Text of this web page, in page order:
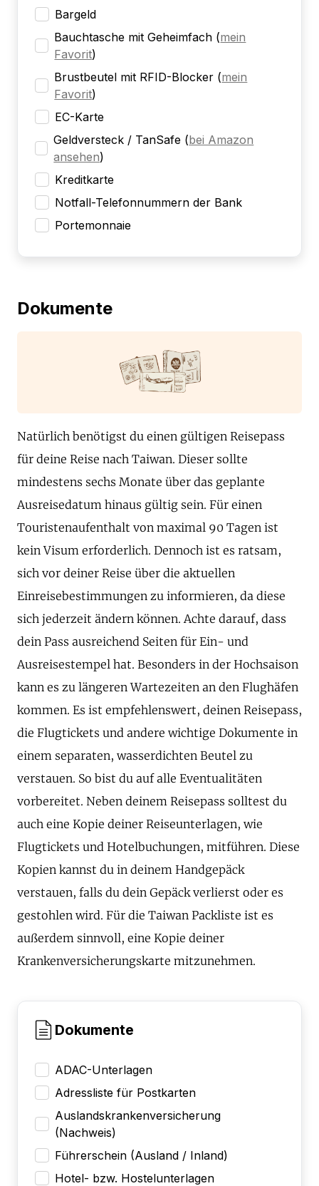
Bargeld
Bauchtasche mit Geheimfach (mein
Favorit)
Brustbeutel mit RFID-Blocker (mein
Favorit)
EC-Karte
Geldversteck / TanSafe (bei Amazon
ansehen)
Kreditkarte
Notfall-Telefonnummern der Bank
Portemonnaie
Dokumente
Natürlich benötigst du einen gültigen Reisepass
für deine Reise nach Taiwan. Dieser sollte
mindestens sechs Monate über das geplante
Ausreisedatum hinaus gültig sein. Für einen
Touristenaufenthalt von maximal 90 Tagen ist
kein Visum erforderlich. Dennoch ist es ratsam,
sich vor deiner Reise über die aktuellen
Einreisebestimmungen zu informieren, da diese
sich jederzeit ändern können. Achte darauf, dass
dein Pass ausreichend Seiten für Ein- und
Ausreisestempel hat. Besonders in der Hochsaison
kann es zu längeren Wartezeiten an den Flughäfen
kommen. Es ist empfehlenswert, deinen Reisepass,
die Flugtickets und andere wichtige Dokumente in
einem separaten, wasserdichten Beutel zu
verstauen. So bist du auf alle Eventualitäten
vorbereitet. Neben deinem Reisepass solltest du
auch eine Kopie deiner Reiseunterlagen, wie
Flugtickets und Hotelbuchungen, mitführen. Diese
Kopien kannst du in deinem Handgepäck
verstauen, falls du dein Gepäck verlierst oder es
gestohlen wird. Für die Taiwan Packliste ist es
außerdem sinnvoll, eine Kopie deiner
Krankenversicherungskarte mitzunehmen.
Dokumente
ADAC-Unterlagen
Adressliste für Postkarten
Auslandskrankenversicherung
(Nachweis)
Führerschein (Ausland / Inland)
Hotel- bzw. Hostelunterlagen